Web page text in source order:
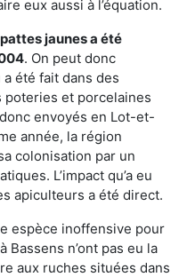
eux aussi à l’équation.
jaunes a été
. On peut donc
été fait dans des
et porcelaines
envoyés en Lot-et-
année, la région
colonisation par un
L’impact qu’a eu
apiculteurs a été direct.
espèce inoffensive pour
Bassens n’ont pas eu la
aux ruches situées dans